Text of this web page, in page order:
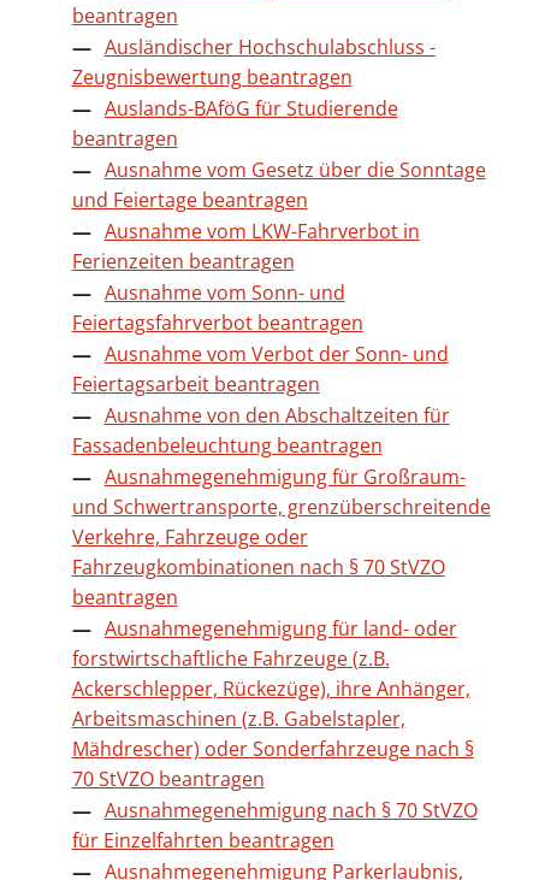
beantragen
Ausländischer Hochschulabschluss -
Zeugnisbewertung beantragen
Auslands-BAföG für Studierende
beantragen
Ausnahme vom Gesetz über die Sonntage
und Feiertage beantragen
Ausnahme vom LKW-Fahrverbot in
Ferienzeiten beantragen
Ausnahme vom Sonn- und
Feiertagsfahrverbot beantragen
Ausnahme vom Verbot der Sonn- und
Feiertagsarbeit beantragen
Ausnahme von den Abschaltzeiten für
Fassadenbeleuchtung beantragen
Ausnahmegenehmigung für Großraum-
und Schwertransporte, grenzüberschreitende
Verkehre, Fahrzeuge oder
Fahrzeugkombinationen nach § 70 StVZO
beantragen
Ausnahmegenehmigung für land- oder
forstwirtschaftliche Fahrzeuge (z.B.
Ackerschlepper, Rückezüge), ihre Anhänger,
Arbeitsmaschinen (z.B. Gabelstapler,
Mähdrescher) oder Sonderfahrzeuge nach §
70 StVZO beantragen
Ausnahmegenehmigung nach § 70 StVZO
für Einzelfahrten beantragen
Ausnahmegenehmigung Parkerlaubnis,